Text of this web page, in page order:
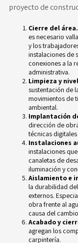
proyecto de
Cierre del área.
es necesario
y los
instalaciones de
conexiones a la
administrativa.
Limpieza y
sustentación de
movimientos de
ambiental.
Implantación
dirección de
técnicas
Instalaciones
instalaciones
canaletas de
iluminación y
Aislamiento e
la durabilidad
externos.
obra frente al
causa del
Acabado y
agregan los
carpintería.